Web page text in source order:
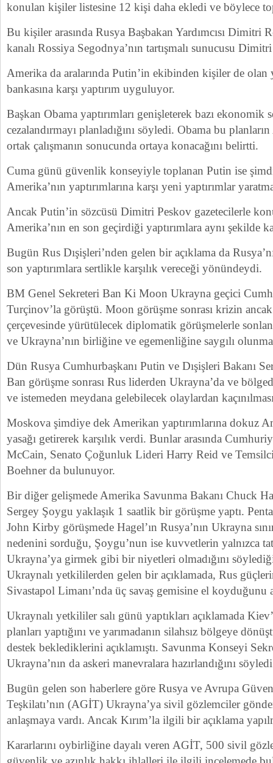
konulan kişiler listesine 12 kişi daha ekledi ve böylece
Bu kişiler arasında Rusya Başbakan Yardımcısı Dimitri
kanalı Rossiya Segodnya’nın tartışmalı sunucusu
Amerika da aralarında Putin’in ekibinden kişiler de
bankasına karşı yaptırım uyguluyor.
Başkan Obama yaptırımları genişleterek bazı
cezalandırmayı planladığını söyledi. Obama bu
ortak çalışmanın sonucunda ortaya konacağını belirtti.
Cuma günü güvenlik konseyiyle toplanan Putin ise
Amerika’nın yaptırımlarına karşı yeni yaptırımlar
Ancak Putin’in sözcüsü Dimitri Peskov gazetecilerle
Amerika’nın en son geçirdiği yaptırımlara aynı şekilde
Bugün Rus Dışişleri’nden gelen bir açıklama da
son yaptırımlara sertlikle karşılık vereceği yönündeydi.
BM Genel Sekreteri Ban Ki Moon Ukrayna geçici
Turçinov’la görüştü. Moon görüşme sonrası krizin
çerçevesinde yürütülecek diplomatik görüşmelerle
ve Ukrayna’nın birliğine ve egemenliğine saygılı
Dün Rusya Cumhurbaşkanı Putin ve Dışişleri Bakanı
Ban görüşme sonrası Rus liderden Ukrayna’da ve
ve istemeden meydana gelebilecek olaylardan
Moskova şimdiye dek Amerikan yaptırımlarına dokuz
yasağı getirerek karşılık verdi. Bunlar arasında
McCain, Senato Çoğunluk Lideri Harry Reid ve
Boehner da bulunuyor.
Bir diğer gelişmede Amerika Savunma Bakanı Chuck
Sergey Şoygu yaklaşık 1 saatlik bir görüşme yaptı.
John Kirby görüşmede Hagel’ın Rusya’nın Ukrayna
nedenini sorduğu, Şoygu’nun ise kuvvetlerin yalnızca
Ukrayna’ya girmek gibi bir niyetleri olmadığını
Ukraynalı yetkililerden gelen bir açıklamada, Rus
Sivastapol Limanı’nda üç savaş gemisine el koyduğunu
Ukraynalı yetkililer salı günü yaptıkları açıklamada
planları yaptığını ve yarımadanın silahsız bölgeye
destek beklediklerini açıklamıştı. Savunma Konseyi
Ukrayna’nın da askeri manevralara hazırlandığını
Bugün gelen son haberlere göre Rusya ve Avrupa
Teşkilatı’nın (AGİT) Ukrayna’ya sivil gözlemciler
anlaşmaya vardı. Ancak Kırım’la ilgili bir açıklama
Kararlarını oybirliğine dayalı veren AGİT, 500 sivil